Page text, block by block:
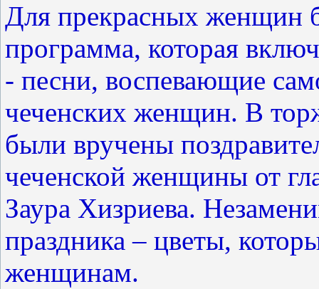
Для прекрасных женщин
программа, которая
- песни, воспевающие
чеченских женщин. В
были вручены
чеченской женщины от
Заура Хизриева.
праздника – цветы,
женщинам.